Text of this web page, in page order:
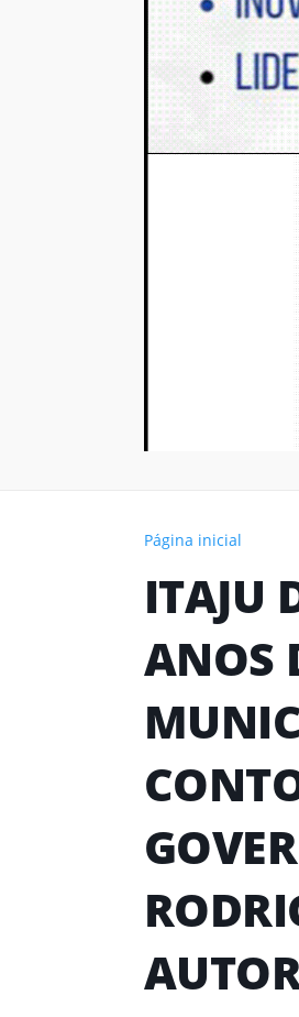
Página inicial
ITAJU
ANOS